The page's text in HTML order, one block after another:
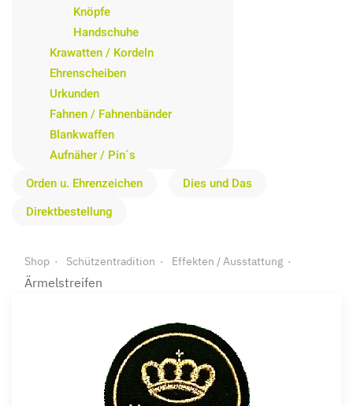
Knöpfe
Handschuhe
Krawatten / Kordeln
Ehrenscheiben
Urkunden
Fahnen / Fahnenbänder
Blankwaffen
Aufnäher / Pin´s
Orden u. Ehrenzeichen
Dies und Das
Direktbestellung
Shop Schützentradition Effekten / Ausstattung
Ärmelstreifen